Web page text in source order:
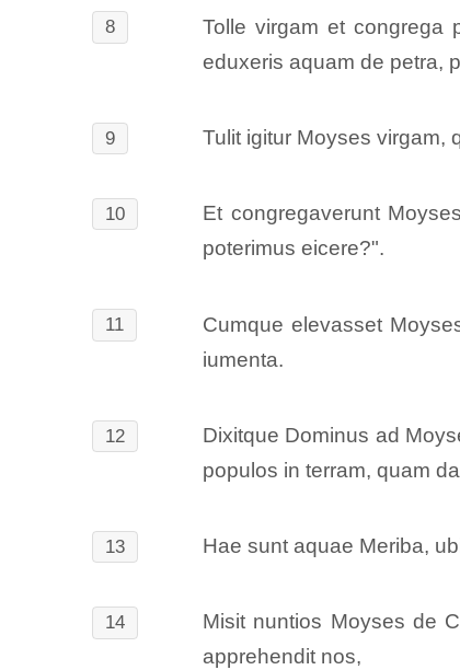
8
Tolle virgam et congrega
eduxeris aquam de petra,
9 Tulit igitur Moyses virgam,
10
Et congregaverunt
poterimus eicere?".
11
Cumque elevasset
iumenta.
12
Dixitque Dominus ad
populos in terram, quam
13 Hae sunt aquae Meriba,
14
Misit nuntios Moyses de
apprehendit nos,